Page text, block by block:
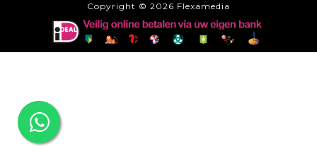
Copyright © 2026 Flexamedia